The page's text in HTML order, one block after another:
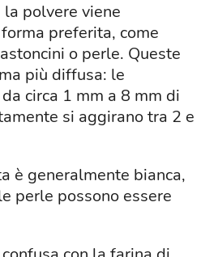
la polvere viene
preferita, come
o perle. Queste
più diffusa: le
circa 1 mm a 8 mm di
si aggirano tra 2 e
è generalmente bianca,
perle possono essere